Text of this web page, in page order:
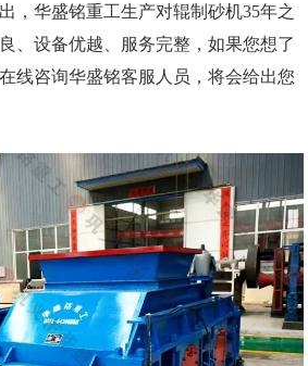
，华盛铭重工生产对辊制砂机35年之
、设备优越、服务完整，如果您想了
线咨询华盛铭客服人员，将会给出您